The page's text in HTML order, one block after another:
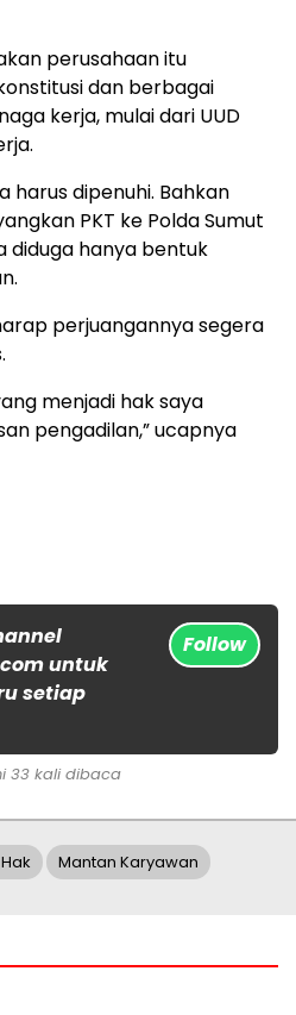
perusahaan itu
dan berbagai
kerja, mulai dari UUD
harus dipenuhi. Bahkan
PKT ke Polda Sumut
diduga hanya bentuk
perjuangannya segera
menjadi hak saya
pengadilan,” ucapnya
untuk
setiap
Follow
33 kali dibaca
Mantan Karyawan